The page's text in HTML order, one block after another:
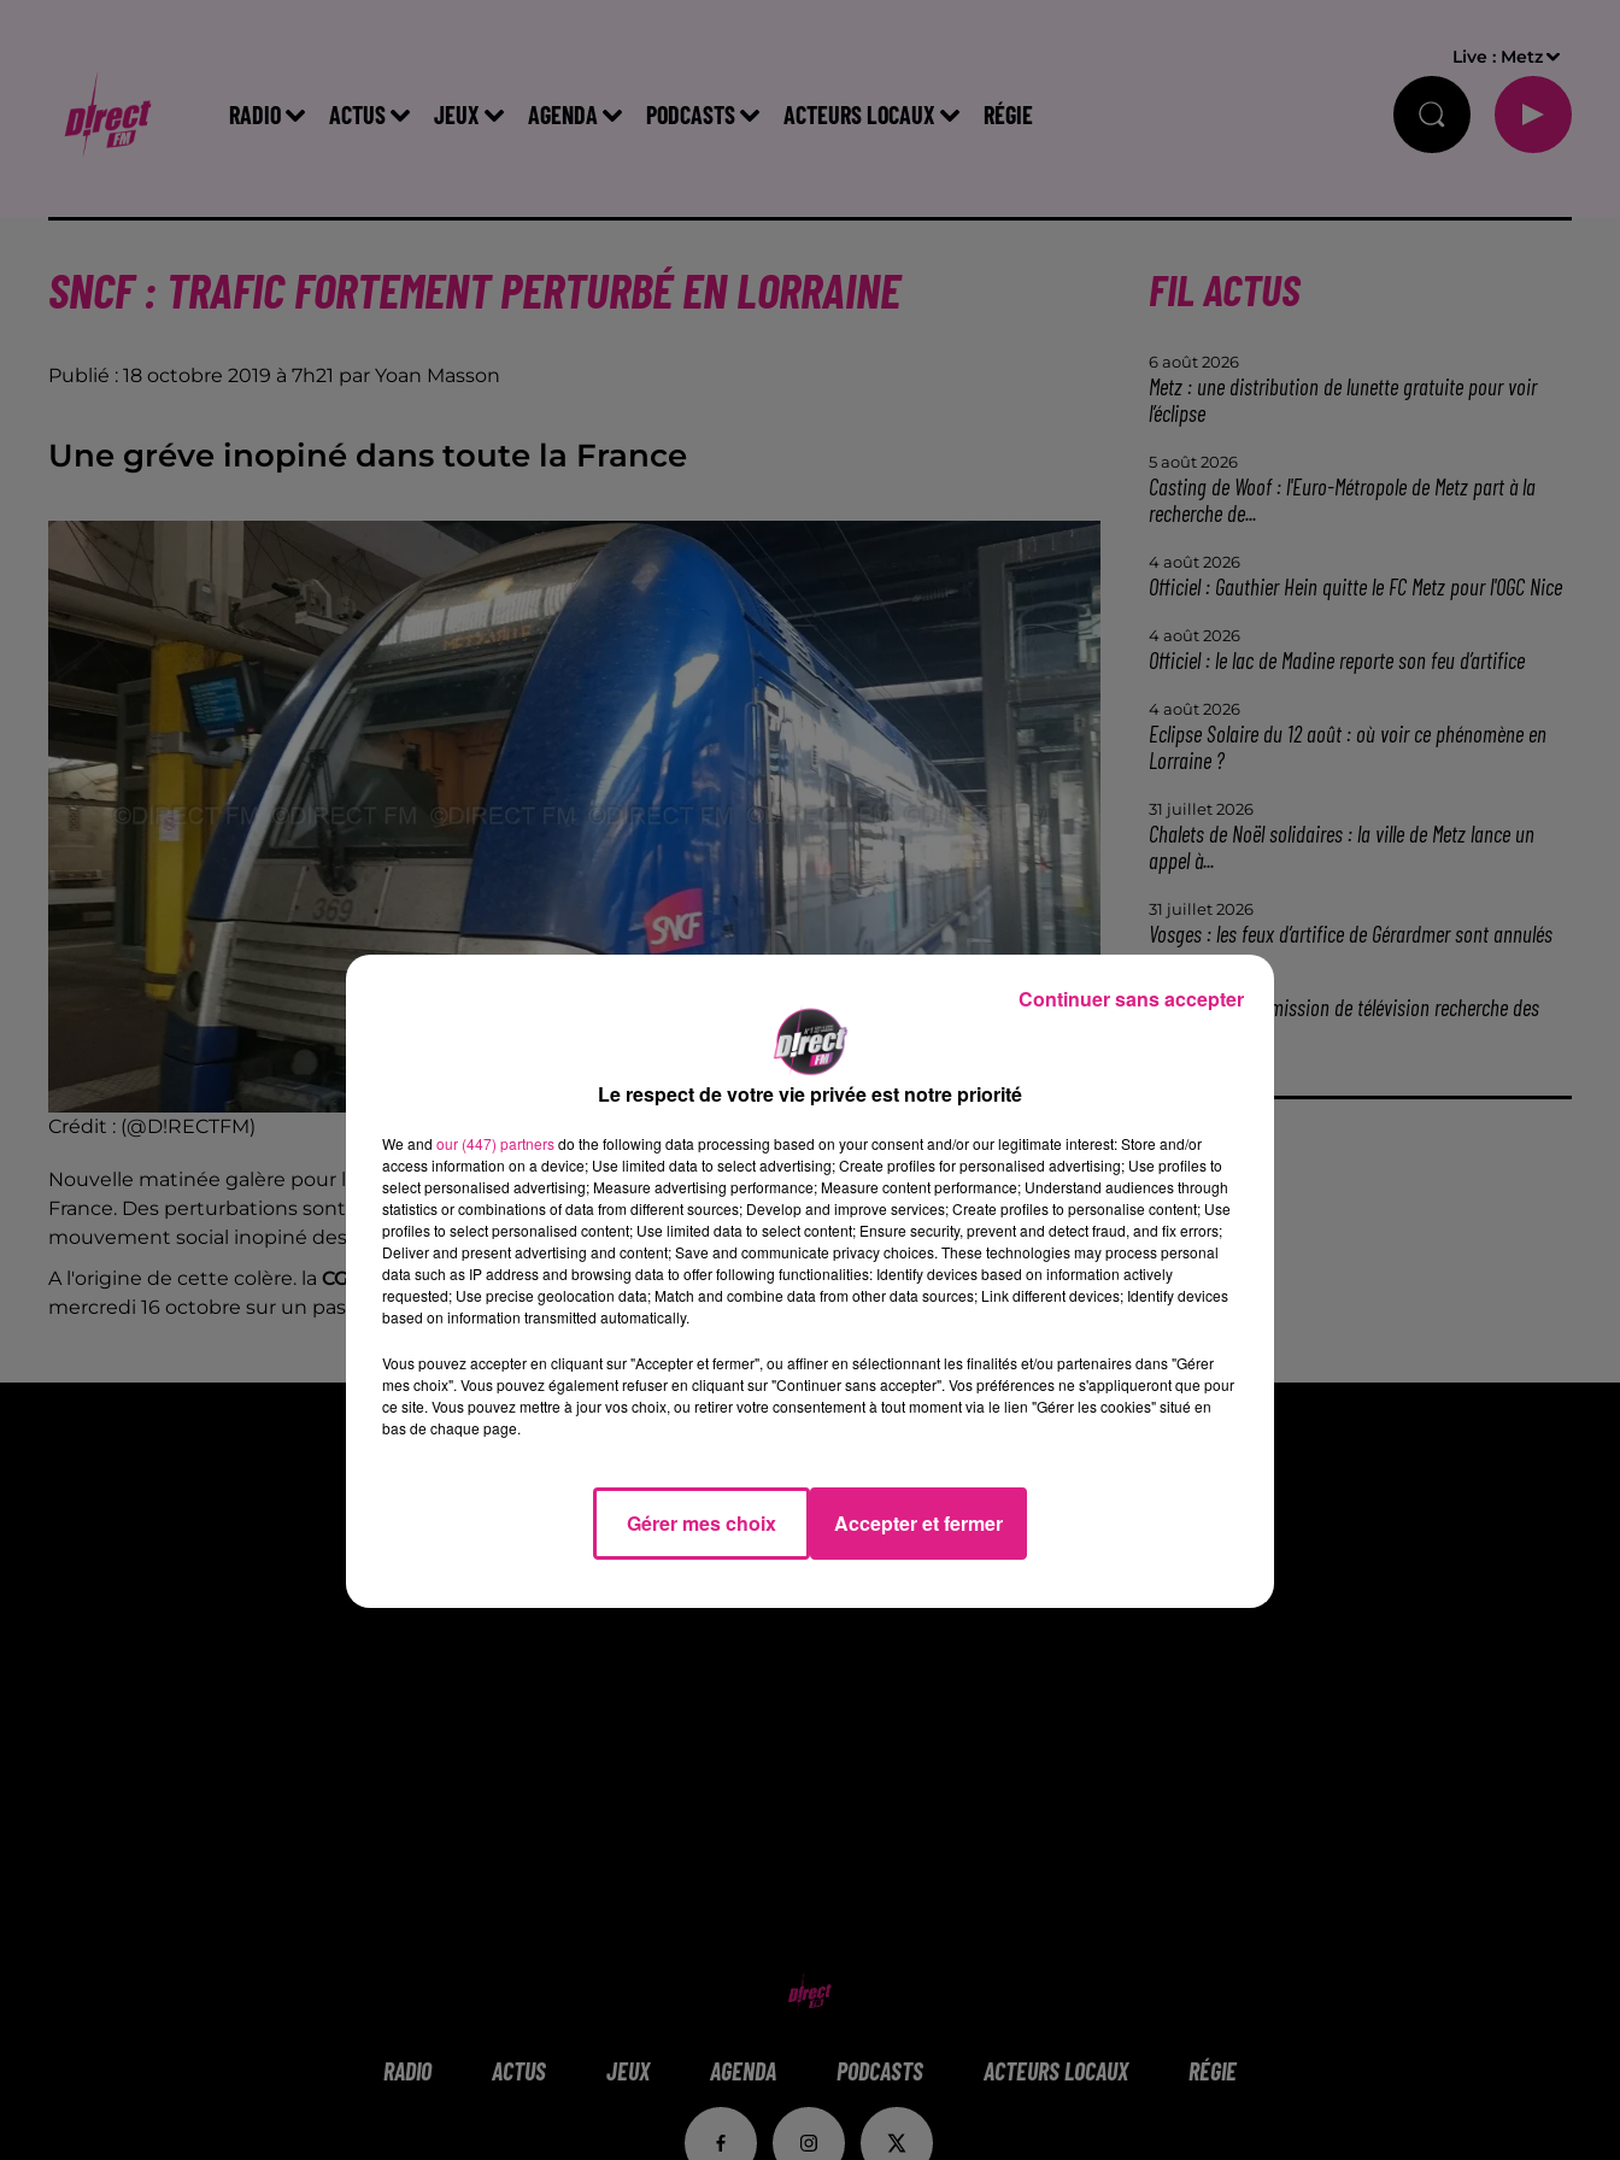
RADIO ACTUS JEUX AGENDA PODCASTS ACTEURS LOCAUX RÉGIE
Live : Metz
SNCF : TRAFIC FORTEMENT PERTURBÉ EN LORRAINE
Publié : 18 octobre 2019 à 7h21 par Yoan Masson
Une gréve inopiné dans toute la France
Crédit : (@D!RECTFM)
Nouvelle matinée galère pour les usagers de laSNCFen Lorraine et plus globalement dans toute la
France. Des perturbations sont en cours sur de nombreuses lignes de train de toute la France. En cause, un
mouvement social inopiné des cheminots de la SNCF.
A l'origine de cette colère. la CGT
évoque un "droit de retrait" des cheminots après un accident survenu
mercredi 16 octobre sur un passage à niveau en Champagne-Ardenne.
FIL ACTUS
6 août 2026
Metz : une distribution de lunette gratuite pour voir
l’éclipse
5 août 2026
Casting de Woof : l'Euro-Métropole de Metz part à la
recherche de...
4 août 2026
Officiel : Gauthier Hein quitte le FC Metz pour l'OGC Nice
4 août 2026
Officiel : le lac de Madine reporte son feu d’artifice
4 août 2026
Eclipse Solaire du 12 août : où voir ce phénomène en
Lorraine ?
31 juillet 2026
Chalets de Noël solidaires : la ville de Metz lance un
appel à...
31 juillet 2026
Vosges : les feux d’artifice de Gérardmer sont annulés
Insolite : cette émission de télévision recherche des
RADIO ACTUS JEUX AGENDA PODCASTS ACTEURS LOCAUX RÉGIE
Le respect de votre vie privée est notre priorité
We and our (447) partnersdo the following data processing based on your consent and/or our legitimate interest: Store and/or
access information on a device; Use limited data to select advertising; Create profiles for personalised advertising; Use profiles to
select personalised advertising; Measure advertising performance; Measure content performance; Understand audiences through
statistics or combinations of data from different sources; Develop and improve services; Create profiles to personalise content; Use
profiles to select personalised content; Use limited data to select content; Ensure security, prevent and detect fraud, and fix errors;
Deliver and present advertising and content; Save and communicate privacy choices. These technologies may process personal
data such as IP address and browsing data to offer following functionalities: Identify devices based on information actively
requested; Use precise geolocation data; Match and combine data from other data sources; Link different devices; Identify devices
based on information transmitted automatically.
Vous pouvez accepter en cliquant sur "Accepter et fermer", ou affiner en sélectionnant les finalités et/ou partenaires dans "Gérer
mes choix". Vous pouvez également refuser en cliquant sur "Continuer sans accepter". Vos préférences ne s'appliqueront que pour
ce site. Vous pouvez mettre à jour vos choix, ou retirer votre consentement à tout moment via le lien "Gérer les cookies" situé en
bas de chaque page.
Gérer mes choix Accepter et fermer
Continuer sans accepter